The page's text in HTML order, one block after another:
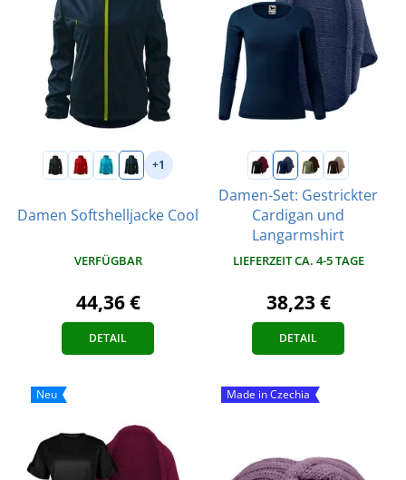
+1
Damen Softshelljacke Cool
VERFÜGBAR
44,36 €
DETAIL
Damen-Set: Gestrickter
Cardigan und
Langarmshirt
LIEFERZEIT CA. 4-5 TAGE
38,23 €
DETAIL
Neu Made in Czechia